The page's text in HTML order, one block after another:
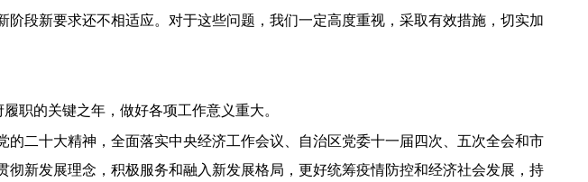
段新要求还不相适应。对于这些问题，我们一定高度重视，采取有效措施，切实加
职的关键之年，做好各项工作意义重大。
二十大精神，全面落实中央经济工作会议、自治区党委十一届四次、五次全会和市
新发展理念，积极服务和融入新发展格局，更好统筹疫情防控和经济社会发展，持